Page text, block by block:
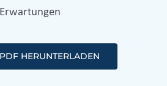
Erwartungen
HERUNTERLADEN